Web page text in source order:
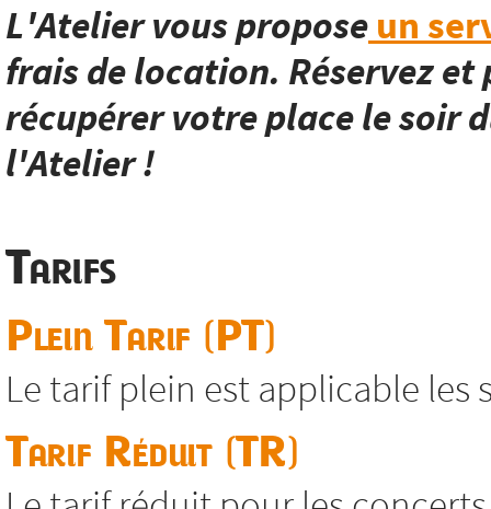
L'Atelier vous propose un
frais de location. Réservez
récupérer votre place le soir
l'Atelier !
Tarifs
Plein Tarif (PT)
Le tarif plein est applicable
Tarif Réduit (TR)